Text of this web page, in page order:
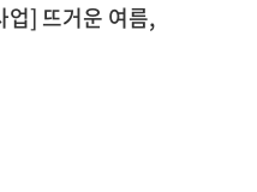
업] 뜨거운 여름,